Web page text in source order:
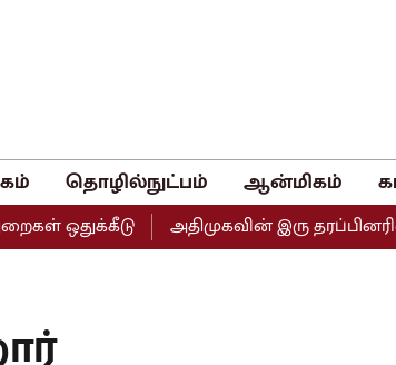
தொழில்நுட்பம் ஆன்மிகம்
அதிமுகவின் இரு தரப்பினரின்